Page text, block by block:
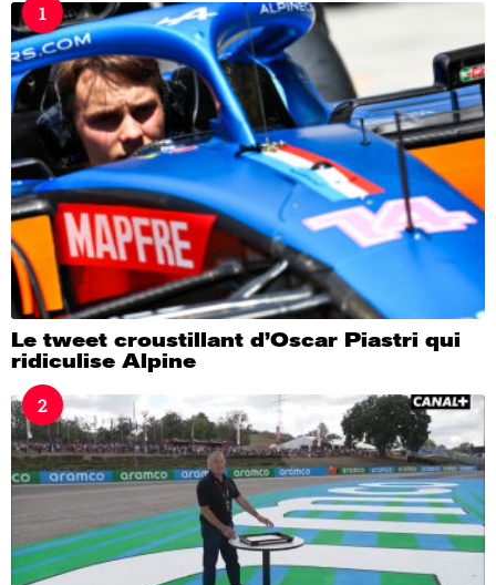
a
g
o
1
Le tweet croustillant d’Oscar Piastri qui
ridiculise Alpine
2